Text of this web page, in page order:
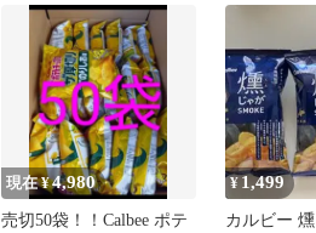
現在 ¥4,980
売切50袋！！Calbee ポテ
¥1,499
カルビー